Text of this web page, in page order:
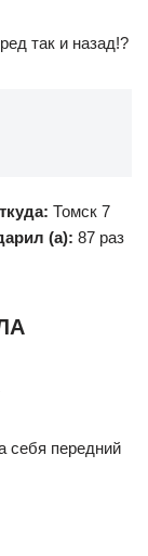
так и назад!?
Томск 7
(а): 87 раз
себя передний